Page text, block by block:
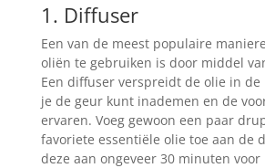
1. Diffuser
Een van de meest populaire
oliën te gebruiken is door middel
Een diffuser verspreidt de olie in
je de geur kunt inademen en de
ervaren. Voeg gewoon een paar
favoriete essentiële olie toe aan de
deze aan ongeveer 30 minuten